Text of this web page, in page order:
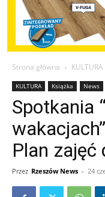
Strona główna KULTURA
KULTURA Książka News
Spotkania
Plan zajęć
Przez Rzeszów News - 24